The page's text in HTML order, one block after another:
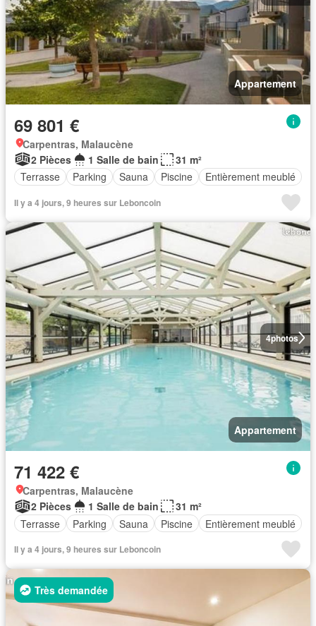
Appartement
69 801 €
Carpentras, Malaucène
2 Pièces
1 Salle de bain
31 m²
Terrasse
Parking Sauna Piscine Entièrement meublé
Il y a 4 jours, 9 heures sur Leboncoin
4photos
Appartement
71 422 €
Carpentras, Malaucène
2 Pièces
1 Salle de bain
31 m²
Terrasse
Parking Sauna Piscine Entièrement meublé
Il y a 4 jours, 9 heures sur Leboncoin
Très demandée